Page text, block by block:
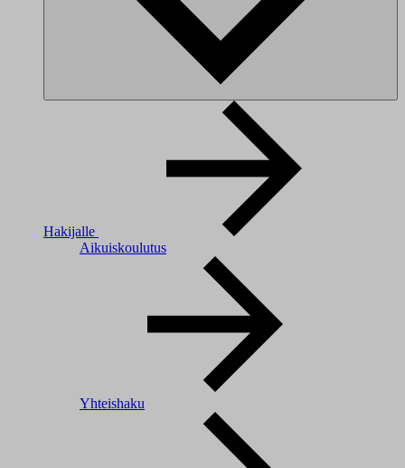
Hakijalle
Aikuiskoulutus
Yhteishaku